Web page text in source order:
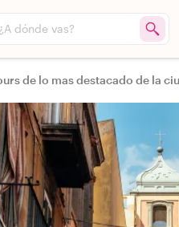
¿A dónde vas?
de lo mas destacado de la